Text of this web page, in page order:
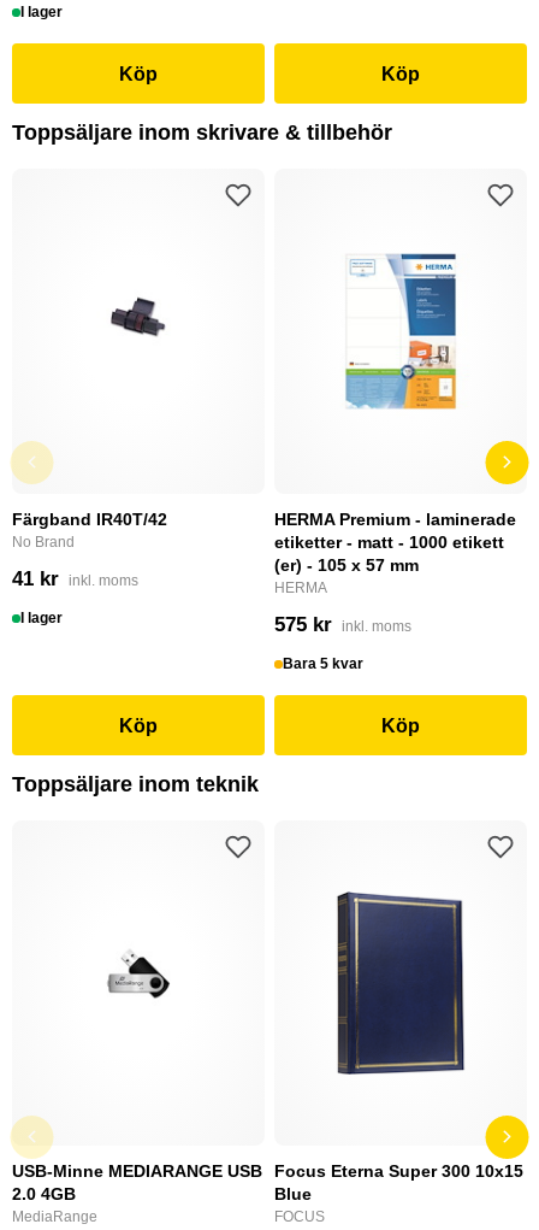
I lager
Köp Köp
Toppsäljare inom skrivare & tillbehör
Färgband IR40T/42
No Brand
41 kr inkl. moms
I lager
Köp
HERMA Premium - laminerade
etiketter - matt - 1000 etikett
(er) - 105 x 57 mm
HERMA
575 kr inkl. moms
Bara 5 kvar
Köp
Toppsäljare inom teknik
USB-Minne MEDIARANGE USB
2.0 4GB
MediaRange
Focus Eterna Super 300 10x15
Blue
FOCUS